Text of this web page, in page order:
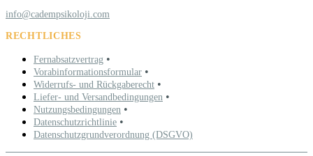
info@cadempsikoloji.com
RECHTLICHES
Fernabsatzvertrag •
Vorabinformationsformular •
Widerrufs- und Rückgaberecht •
Liefer- und Versandbedingungen •
Nutzungsbedingungen •
Datenschutzrichtlinie •
Datenschutzgrundverordnung (DSGVO)